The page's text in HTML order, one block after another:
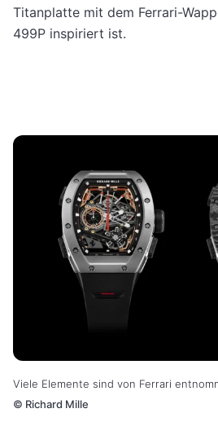
Titanplatte mit dem Ferrari-
499P inspiriert ist.
Viele Elemente sind von Ferrari
© Richard Mille